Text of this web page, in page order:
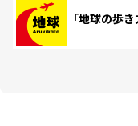
「地球の歩